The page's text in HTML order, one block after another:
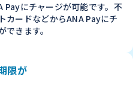
Payにチャージが可能です。 不
カードなどからANA Payにチ
できます。
限が